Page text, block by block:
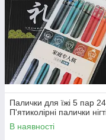
Палички для їжі 5 пар
П'ятиколірні палички
В наявності